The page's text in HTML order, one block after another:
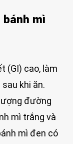
mì
(GI) cao, làm
khi ăn.
đường
mì trắng và
mì đen có